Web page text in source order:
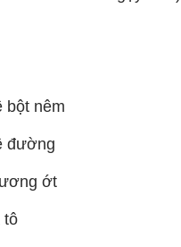
bột nêm
đường
ớt
tô